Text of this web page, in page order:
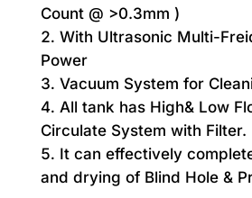
Count @ >0.3mm )
With Ultrasonic Multi-
Power
Vacuum System for
All tank has High& Low
Circulate System with
It can effectively
and drying of Blind Hole &